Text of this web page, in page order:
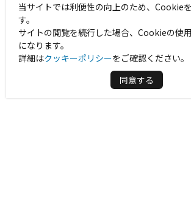
当サイトでは利便性の向上のため、Cookie
す。
サイトの閲覧を続行した場合、Cookieの使
になります。
詳細はクッキーポリシーをご確認ください。
同意する